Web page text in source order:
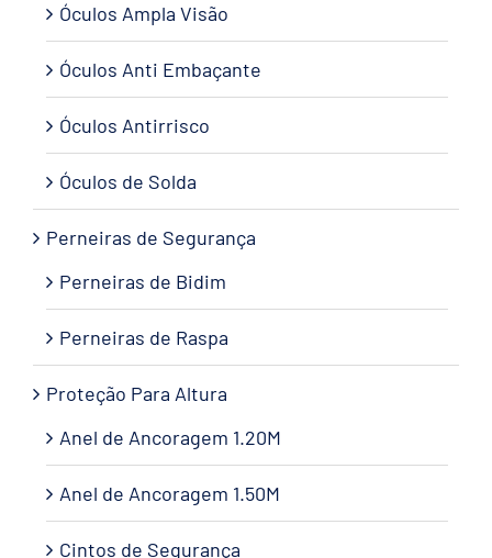
Óculos Ampla Visão
Óculos Anti Embaçante
Óculos Antirrisco
Óculos de Solda
Perneiras de Segurança
Perneiras de Bidim
Perneiras de Raspa
Proteção Para Altura
Anel de Ancoragem 1.20M
Anel de Ancoragem 1.50M
Cintos de Segurança